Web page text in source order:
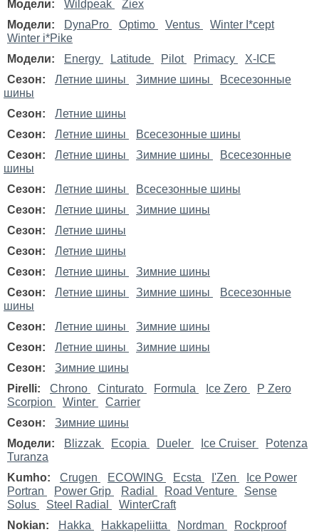
Модели:
Wildpeak
Ziex
Модели:
DynaPro Optimo Ventus
Winter I*cept
Winter i*Pike
Модели:
Energy Latitude Pilot Primacy
X-ICE
Сезон:
Летние шины Зимние шины
Всесезонные
шины
Сезон:
Летние шины
Сезон:
Летние шины
Всесезонные шины
Сезон:
Летние шины Зимние шины
Всесезонные
шины
Сезон:
Летние шины
Всесезонные шины
Сезон:
Летние шины
Зимние шины
Сезон:
Летние шины
Сезон:
Летние шины
Сезон:
Летние шины
Зимние шины
Сезон:
Летние шины Зимние шины
Всесезонные
шины
Сезон:
Летние шины
Зимние шины
Сезон:
Летние шины
Зимние шины
Сезон:
Зимние шины
Pirelli:
Chrono Cinturato Formula Ice Zero
P Zero
Scorpion
Winter
Carrier
Сезон:
Зимние шины
Модели:
Blizzak Ecopia Dueler Ice Cruiser
Potenza
Turanza
Kumho:
Crugen ECOWING Ecsta I'Zen
Ice Power
Portran
Power Grip Radial Road Venture
Sense
Solus
Steel Radial
WinterCraft
Nokian:
Hakka Hakkapeliitta Nordman
Rockproof